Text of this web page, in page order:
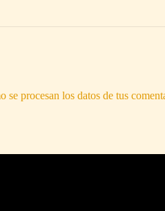
se procesan los datos de tus